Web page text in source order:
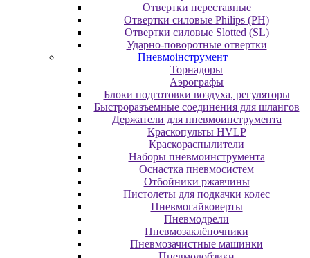
Отвертки переставные
Отвертки силовые Philips (PH)
Отвертки силовые Slotted (SL)
Ударно-поворотные отвертки
Пневмоінструмент
Topнaдopы
Аэрографы
Блоки подготовки воздуха, регуляторы
Быстроразъемные соединения для шлангов
Держатели для пневмоинструмента
Краскопульты HVLP
Краскораспылители
Наборы пневмоинструмента
Оснастка пневмосистем
Отбойники ржавчины
Пистолеты для подкачки колес
Пневмогайковерты
Пневмодрели
Пневмозаклёпочники
Пневмозачистные машинки